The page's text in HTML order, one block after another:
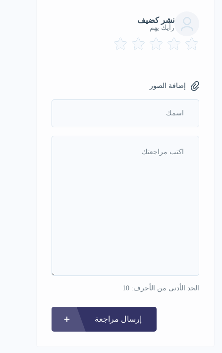
نشر كضيف
رأيك يهم
إضافة الصور
الحد الأدنى من الأحرف: 10
إرسال مراجعة